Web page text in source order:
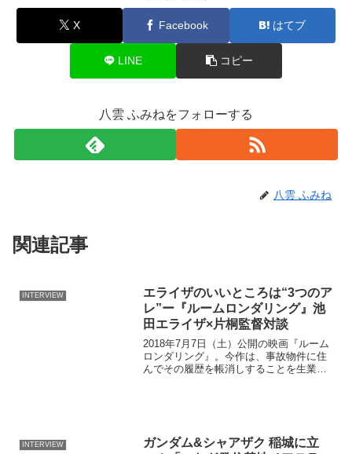
X Facebook はてブ
LINE コピー
八雲 ふみねをフォローする
八雲 ふみね
関連記事
INTERVIEW
エライザのいいところは“3つのア
レ”ー『ルームロンダリング』池
田エライザ×片桐監督対談
2018年7月7日（土）公開の映画『ルーム
ロンダリング』。今作は、事故物件に住
んでその履歴を帳消しすることを生業と
ス」がオープン